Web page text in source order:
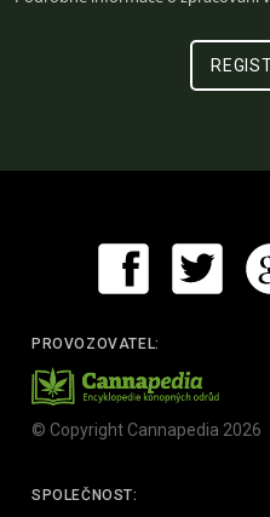
PROVOZOVATEL:
© Copyright Cannapedia 2026
SPOLEČNOST: